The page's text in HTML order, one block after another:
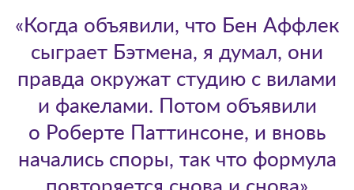
«Когда объявили, что Бен Аффлек
сыграет Бэтмена, я думал, они
правда окружат студию с вилами
и факелами. Потом объявили
о Роберте Паттинсоне, и вновь
начались споры, так что формула